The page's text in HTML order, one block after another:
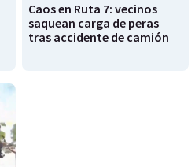
Caos en Ruta 7: vecinos
saquean carga de peras
tras accidente de camión